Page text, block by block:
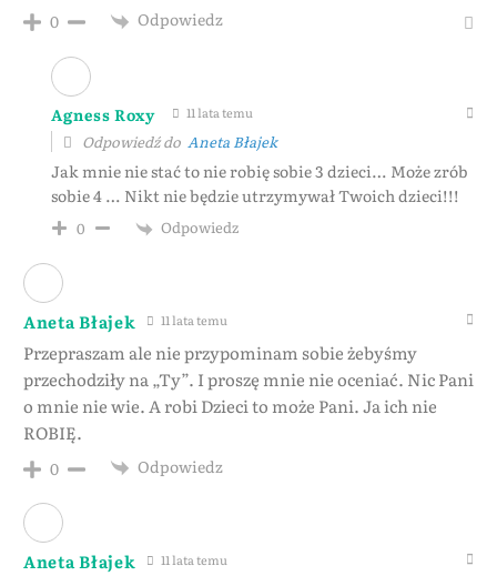
0 Odpowiedz
Agness Roxy 11 lata temu
Odpowiedź do Aneta Błajek
Jak mnie nie stać to nie robię sobie 3 dzieci… Może zrób
sobie 4 … Nikt nie będzie utrzymywał Twoich dzieci!!!
0 Odpowiedz
Aneta Błajek 11 lata temu
Przepraszam ale nie przypominam sobie żebyśmy
przechodziły na „Ty”. I proszę mnie nie oceniać. Nic Pani
o mnie nie wie. A robi Dzieci to może Pani. Ja ich nie
ROBIĘ.
0 Odpowiedz
Aneta Błajek 11 lata temu